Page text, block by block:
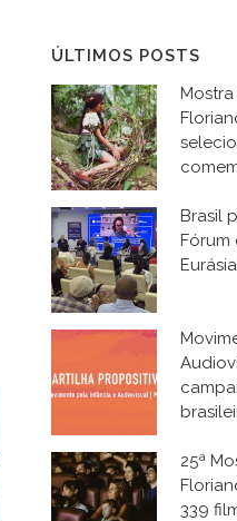
ÚLTIMOS POSTS
Brasil
Fórum
25ª
339